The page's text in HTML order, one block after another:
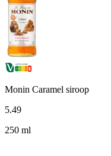
Monin Caramel siroop
5.49
250 ml